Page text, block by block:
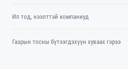
Ил тод, нээлттэй компаниуд
Газрын тосны бүтээгдэхүүн хуваах гэрээ